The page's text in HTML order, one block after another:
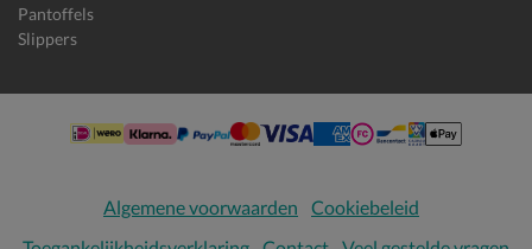
Pantoffels
Slippers
Algemene voorwaarden
Cookiebeleid